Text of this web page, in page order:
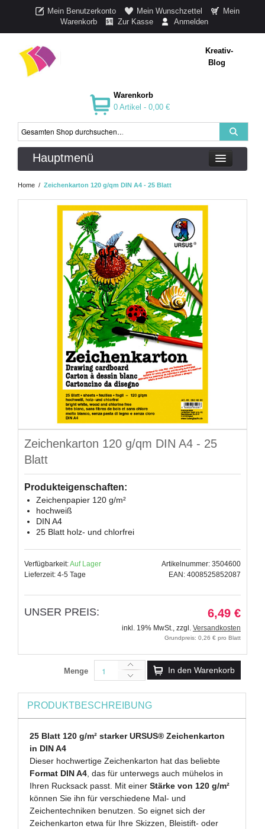
Mein Benutzerkonto Mein Wunschzettel
Mein
Warenkorb
Zur Kasse Anmelden
Kreativ-
Blog
Warenkorb
0 Artikel - 0,00 €
Hauptmenü
Home / Zeichenkarton 120 g/qm DIN A4 - 25 Blatt
Zeichenkarton 120 g/qm DIN A4 - 25
Blatt
Produkteigenschaften:
Zeichenpapier 120 g/m²
hochweiß
DIN A4
25 Blatt holz- und chlorfrei
Verfügbarkeit:Auf Lager
Lieferzeit: 4-5 Tage
Artikelnummer: 3504600
EAN: 4008525852087
UNSER PREIS: 6,49 €
inkl. 19% MwSt., zzgl. Versandkosten
Grundpreis: 0,26 € pro Blatt
Menge In den Warenkorb
PRODUKTBESCHREIBUNG
25 Blatt 120 g/m² starker URSUS® Zeichenkarton
in DIN A4
Dieser hochwertige Zeichenkarton hat das beliebte
Format DIN A4, das für unterwegs auch mühelos in
Ihren Rucksack passt. Mit einerStärke von 120 g/m²
können Sie ihn für verschiedene Mal- und
Zeichentechniken benutzen. So eignet sich der
Zeichenkarton etwa für Ihre Skizzen, Bleistift- oder